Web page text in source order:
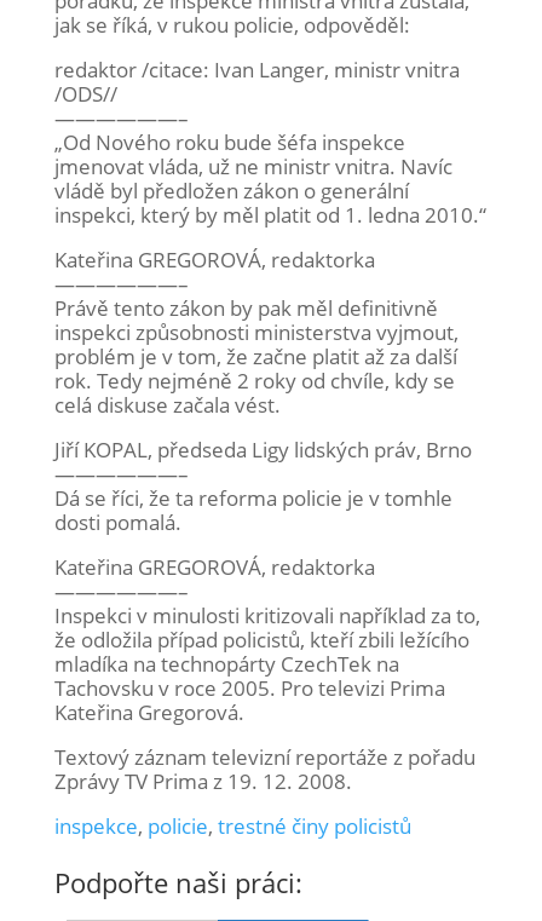
jak se říká, v rukou policie, odpověděl:
redaktor /citace: Ivan Langer, ministr vnitra
/ODS//
——————–
„Od Nového roku bude šéfa inspekce
jmenovat vláda, už ne ministr vnitra. Navíc
vládě byl předložen zákon o generální
inspekci, který by měl platit od 1. ledna 2010.“
Kateřina GREGOROVÁ, redaktorka
——————–
Právě tento zákon by pak měl definitivně
inspekci způsobnosti ministerstva vyjmout,
problém je v tom, že začne platit až za další
rok. Tedy nejméně 2 roky od chvíle, kdy se
celá diskuse začala vést.
Jiří KOPAL, předseda Ligy lidských práv, Brno
——————–
Dá se říci, že ta reforma policie je v tomhle
dosti pomalá.
Kateřina GREGOROVÁ, redaktorka
——————–
Inspekci v minulosti kritizovali například za to,
že odložila případ policistů, kteří zbili ležícího
mladíka na technopárty CzechTek na
Tachovsku v roce 2005. Pro televizi Prima
Kateřina Gregorová.
Textový záznam televizní reportáže z pořadu
Zprávy TV Prima z 19. 12. 2008.
inspekce, policie, trestné činy policistů
Podpořte naši práci: